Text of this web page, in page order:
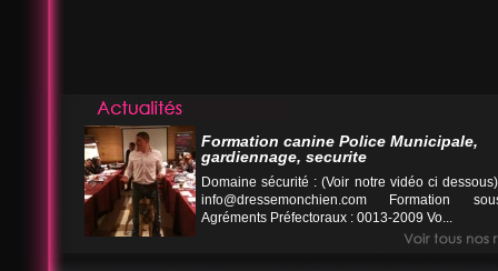
Formation canine Police Municipale,
gardiennage, securite
Domaine sécurité : (Voir notre vidéo ci
info@dressemonchien.com Formation
Agréments Préfectoraux : 0013-2009 Vo...